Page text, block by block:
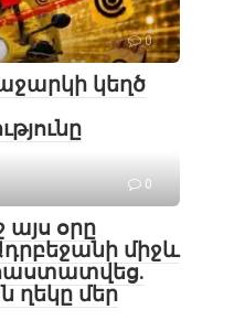
0
կեղծ
0
օրը
միջև
ղեկը մեր